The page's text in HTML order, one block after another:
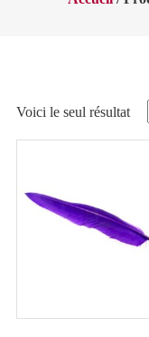
Voici le seul résultat